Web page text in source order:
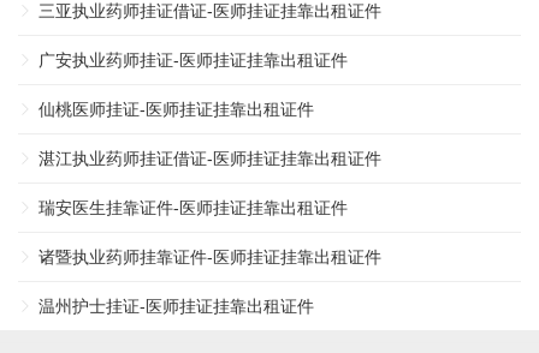
三亚执业药师挂证借证-医师挂证挂靠出租证件
广安执业药师挂证-医师挂证挂靠出租证件
仙桃医师挂证-医师挂证挂靠出租证件
湛江执业药师挂证借证-医师挂证挂靠出租证件
瑞安医生挂靠证件-医师挂证挂靠出租证件
诸暨执业药师挂靠证件-医师挂证挂靠出租证件
温州护士挂证-医师挂证挂靠出租证件